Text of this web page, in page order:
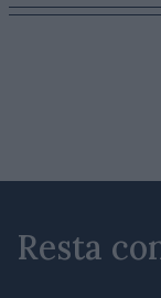
Resta